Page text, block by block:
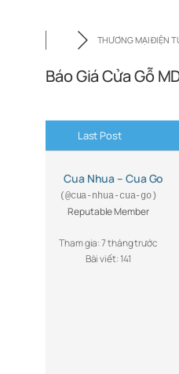
THƯƠNG MẠI ĐIỆN
Báo Giá Cửa Gỗ
Last Post
Cua Nhua – Cua Go
(@cua-nhua-cua-go)
Reputable Member
Tham gia: 7 tháng trước
Bài viết: 141